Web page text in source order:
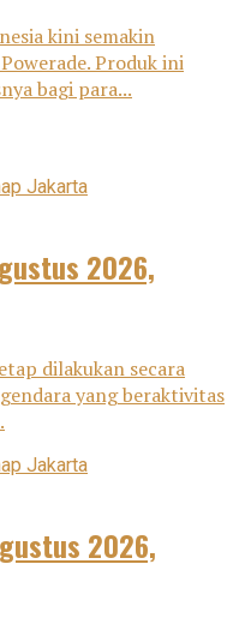
kini semakin
Produk ini
bagi para...
2026,
dilakukan secara
yang beraktivitas
2026,